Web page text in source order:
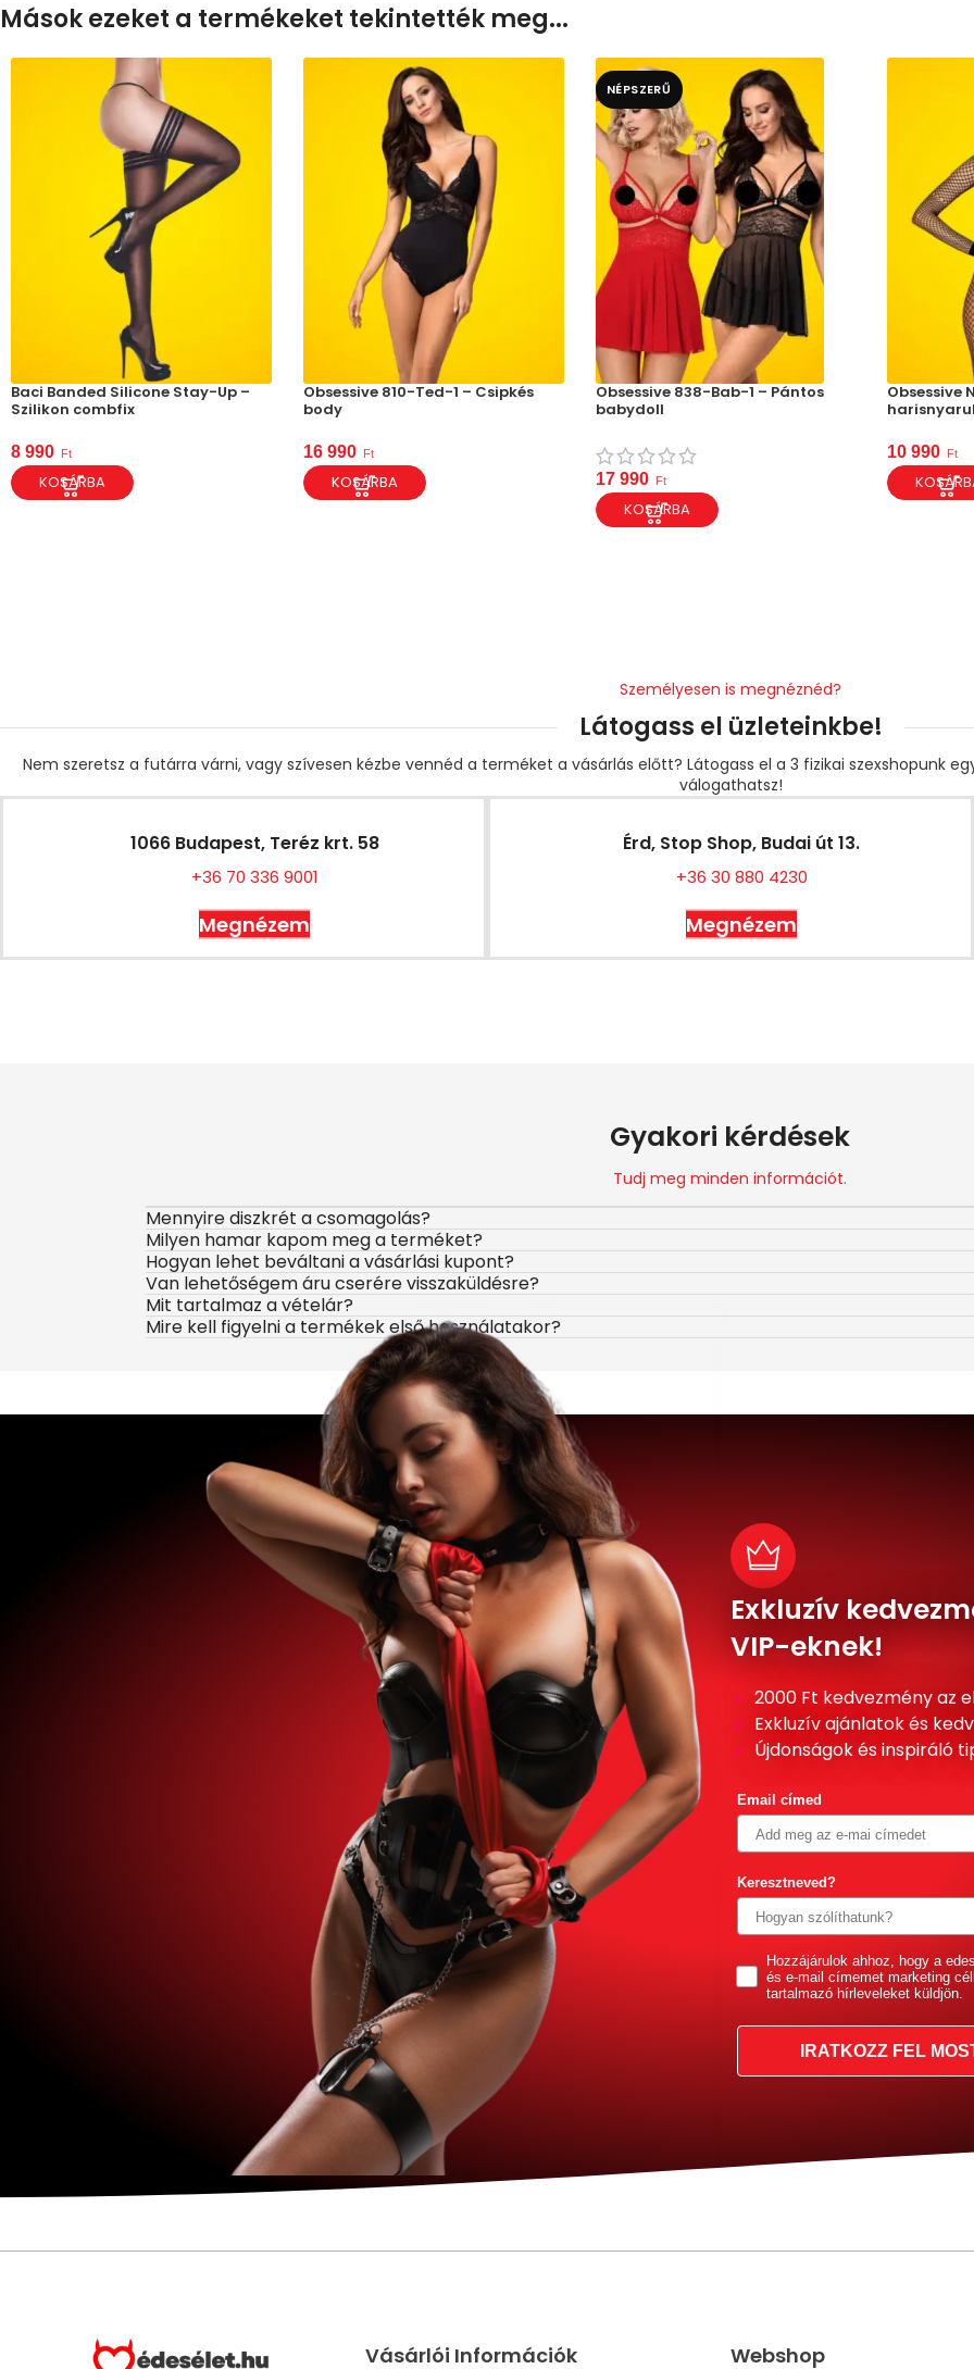
Mások ezeket a termékeket tekintették meg...
Baci Banded Silicone Stay-Up –
Szilikon combfix
8 990 Ft
KOSÁRBA
Obsessive 810-Ted-1 – Csipkés
body
16 990 Ft
KOSÁRBA
NÉPSZERŰ
Obsessive 838-Bab-1 – Pántos
babydoll
17 990 Ft
KOSÁRBA
Obsessive
10 990 Ft
Személyesen is megnéznéd?
Látogass el üzleteinkbe!
Nem szeretsz a futárra várni, vagy szívesen kézbe vennéd a terméket a vásárlás előtt? Látogass el a 3 fizikai szexshopunk
válogathatsz!
1066 Budapest, Teréz krt. 58
+36 70 336 9001
Megnézem
Érd, Stop Shop, Budai út 13.
+36 30 880 4230
Megnézem
Gyakori kérdések
Tudj meg minden információt.
Mennyire diszkrét a csomagolás?
Milyen hamar kapom meg a terméket?
Hogyan lehet beváltani a vásárlási kupont?
Van lehetőségem áru cserére visszaküldésre?
Mit tartalmaz a vételár?
Mire kell figyelni a termékek első használatakor?
Exkluzív
VIP-eknek!
2000 Ft kedvezmény az
Exkluzív ajánlatok és
Újdonságok és inspiráló
Email címed
Keresztneved?
GDPRHozzájárulok ahhoz, hogy a
és e-mail címemet marketing
tartalmazó hírleveleket küldjön.
IRATKOZZ FEL
Vásárlói Információk Webshop